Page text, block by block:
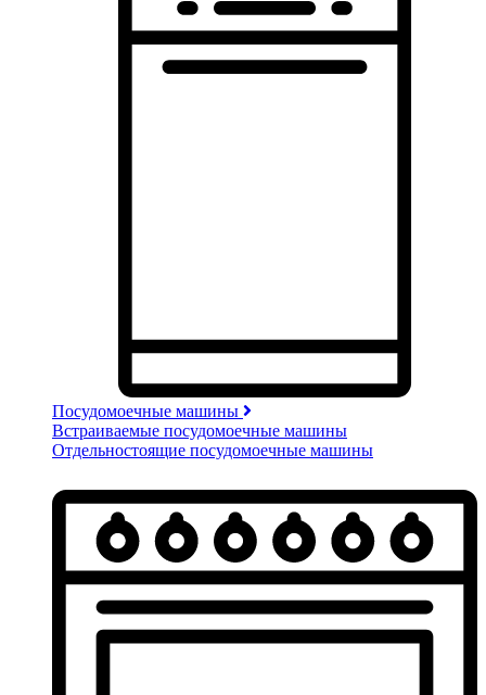
Посудомоечные машины
Встраиваемые посудомоечные машины
Отдельностоящие посудомоечные машины